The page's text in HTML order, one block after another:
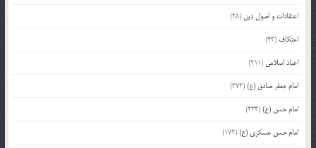
اعتقادات و اصول دین (28)
اعتکاف (43)
اعیاد اسلامی (211)
امام جعفر صادق (ع)(372)
امام حسن (ع)(233)
امام حسن عسکری (ع)(172)